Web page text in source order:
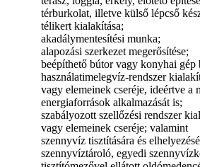
térburkolat, illetve külső lépcső
télikert kialakítása;
akadálymentesítési munka;
alapozási szerkezet megerősítése;
beépíthető bútor vagy konyhai gép
használatimelegvíz-rendszer
vagy elemeinek cseréje, ideértve a
energiaforrások alkalmazását is;
szabályozott szellőzési rendszer
vagy elemeinek cseréje; valamint
szennyvíz tisztítására és
szennyvíztároló, egyedi